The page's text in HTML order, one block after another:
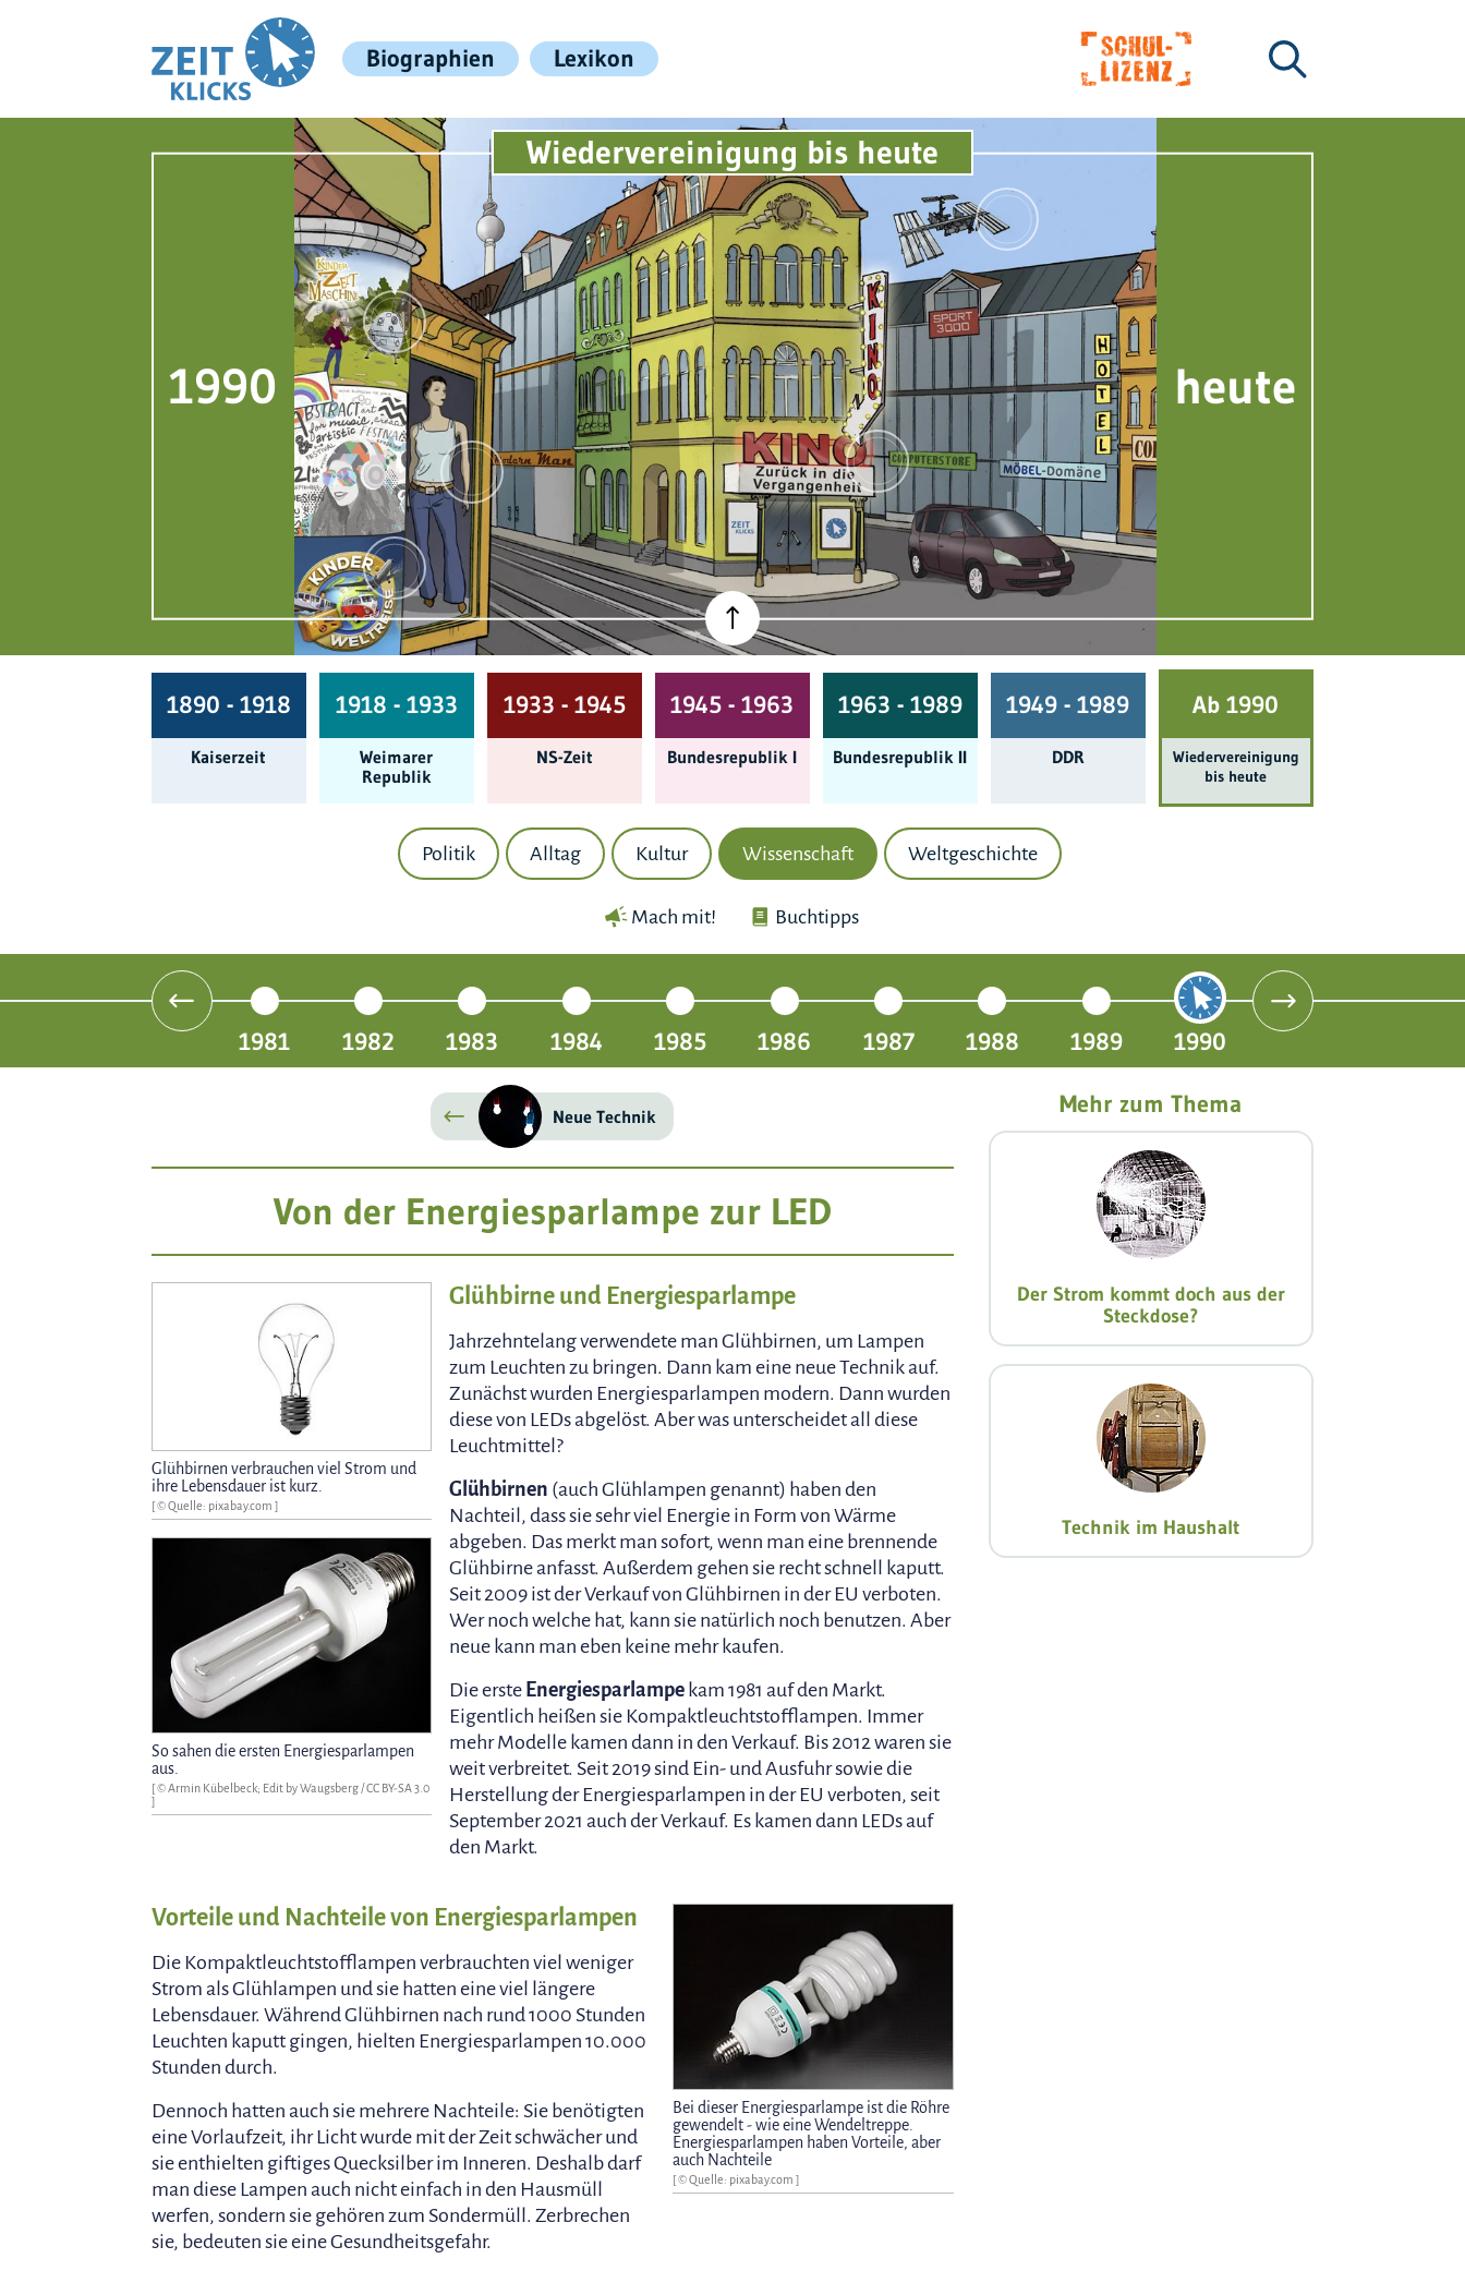
Biographien Lexikon
1990
Wiedervereinigung bis heute
heute
1890 - 1918
Kaiserzeit
1918 - 1933
Weimarer
Republik
1933 - 1945
NS-Zeit
1945 - 1963
Bundes­republik I
1963 - 1989
Bundes­republik II
1949 - 1989
DDR
Ab 1990
Wieder­ver­einigung
bis heute
Politik Alltag Kultur Wissenschaft Weltgeschichte
Mach mit! Buchtipps
1981 1982 1983 1984 1985 1986 1987 1988 1989 1990
Neue Technik
Von der Energiesparlampe zur LED
Glühbirnen verbrauchen viel Strom und
ihre Lebensdauer ist kurz.
[ © Quelle: pixabay.com ]
So sahen die ersten Energiesparlampen
aus.
[ ©Armin Kübelbeck; Edit by Waugsberg /CC BY-SA 3.0
]
Glühbirne und Energiesparlampe
Jahrzehntelang verwendete man Glühbirnen, um Lampen
zum Leuchten zu bringen. Dann kam eine neue Technik auf.
Zunächst wurden Energiesparlampen modern. Dann wurden
diese von LEDs abgelöst. Aber was unterscheidet all diese
Leuchtmittel?
Glühbirnen (auch Glühlampen genannt) haben den
Nachteil, dass sie sehr viel Energie in Form von Wärme
abgeben. Das merkt man sofort, wenn man eine brennende
Glühbirne anfasst. Außerdem gehen sie recht schnell kaputt.
Seit 2009 ist der Verkauf von Glühbirnen in der EU verboten.
Wer noch welche hat, kann sie natürlich noch benutzen. Aber
neue kann man eben keine mehr kaufen.
Die erste Energiesparlampe kam 1981 auf den Markt.
Eigentlich heißen sie Kompaktleuchtstofflampen. Immer
mehr Modelle kamen dann in den Verkauf. Bis 2012 waren sie
weit verbreitet. Seit 2019 sind Ein- und Ausfuhr sowie die
Herstellung der Energiesparlampen in der EU verboten, seit
September 2021 auch der Verkauf. Es kamen dann LEDs auf
den Markt.
Bei dieser Energiesparlampe ist die Röhre
gewendelt - wie eine Wendeltreppe.
Energiesparlampen haben Vorteile, aber
auch Nachteile
[ © Quelle: pixabay.com ]
Vorteile und Nachteile von Energiesparlampen
Die Kompaktleuchtstofflampen verbrauchten viel weniger
Strom als Glühlampen und sie hatten eine viel längere
Lebensdauer. Während Glühbirnen nach rund 1000 Stunden
Leuchten kaputt gingen, hielten Energiesparlampen 10.000
Stunden durch.
Dennoch hatten auch sie mehrere Nachteile: Sie benötigten
eine Vorlaufzeit, ihr Licht wurde mit der Zeit schwächer und
sie enthielten giftiges Quecksilber im Inneren. Deshalb darf
man diese Lampen auch nicht einfach in den Hausmüll
werfen, sondern sie gehören zum Sondermüll. Zerbrechen
sie, bedeuten sie eine Gesundheitsgefahr.
Mehr zum Thema
Der Strom kommt doch aus der
Steckdose?
Technik im Haushalt